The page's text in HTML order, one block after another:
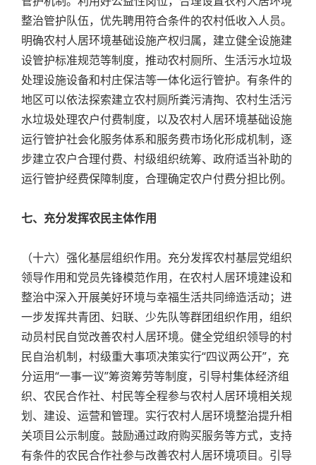
整治管护队伍，优先聘用符合条件的农村低收入人员。
明确农村人居环境基础设施产权归属，建立健全设施建
设管护标准规范等制度，推动农村厕所、生活污水垃圾
处理设施设备和村庄保洁等一体化运行管护。有条件的
地区可以依法探索建立农村厕所粪污清掏、农村生活污
水垃圾处理农户付费制度，以及农村人居环境基础设施
运行管护社会化服务体系和服务费市场化形成机制，逐
步建立农户合理付费、村级组织统筹、政府适当补助的
运行管护经费保障制度，合理确定农户付费分担比例。
七、充分发挥农民主体作用
（十六）强化基层组织作用。充分发挥农村基层党组织
领导作用和党员先锋模范作用，在农村人居环境建设和
整治中深入开展美好环境与幸福生活共同缔造活动；进
一步发挥共青团、妇联、少先队等群团组织作用，组织
动员村民自觉改善农村人居环境。健全党组织领导的村
民自治机制，村级重大事项决策实行“四议两公开”，充
分运用“一事一议”筹资筹劳等制度，引导村集体经济组
织、农民合作社、村民等全程参与农村人居环境相关规
划、建设、运营和管理。实行农村人居环境整治提升相
关项目公示制度。鼓励通过政府购买服务等方式，支持
有条件的农民合作社参与改善农村人居环境项目。引导